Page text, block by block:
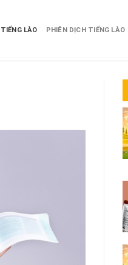
LÀO PHIÊN DỊCH TIẾNG LÀO